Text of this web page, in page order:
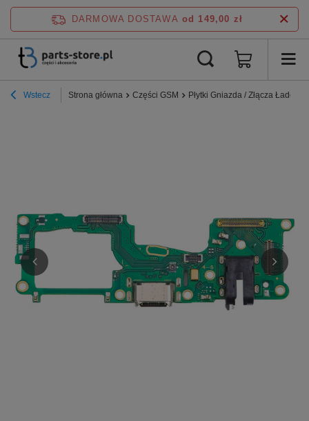
DARMOWA DOSTAWA od 149,00 zł
Wstecz Strona główna Części GSM Płytki Gniazda / Złącza